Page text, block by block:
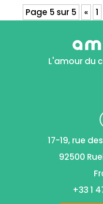
Page 5 sur 5 « 1
L'amour du
17-19, rue
92500
+33 1